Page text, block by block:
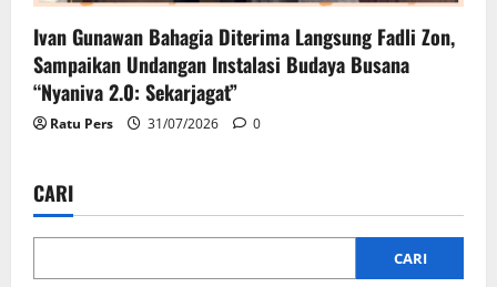
Ivan Gunawan Bahagia Diterima Langsung Fadli Zon,
Sampaikan Undangan Instalasi Budaya Busana
“Nyaniva 2.0: Sekarjagat”
Ratu Pers 31/07/2026 0
CARI
CARI